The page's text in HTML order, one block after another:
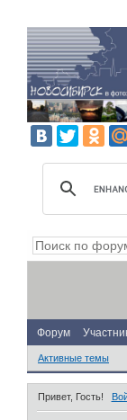
Форум
Активные темы
Привет, Гость!